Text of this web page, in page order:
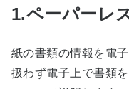
1.ペーパーレ
紙の書類の情報を電
扱わず電子上で書類